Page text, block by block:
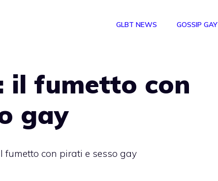
GLBT NEWS GOSSIP GAY
il fumetto con
gay
fumetto con pirati e sesso gay